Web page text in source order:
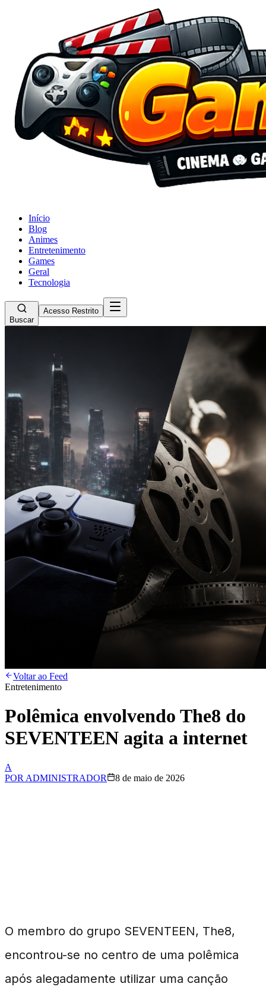
Início
Blog
Animes
Entretenimento
Games
Geral
Tecnologia
Buscar
Acesso Restrito
Voltar ao Feed
Entretenimento
Polêmica envolvendo The8 do
SEVENTEEN agita a internet
A
POR ADMINISTRADOR 8 de maio de 2026
O membro do grupo SEVENTEEN, The8,
encontrou-se no centro de uma polêmica
após alegadamente utilizar uma canção